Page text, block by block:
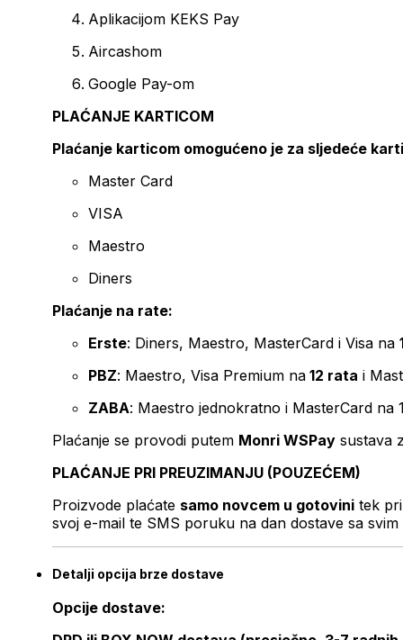
Aplikacijom KEKS Pay
Aircashom
Google Pay-om
PLAĆANJE KARTICOM
Plaćanje karticom omogućeno je za sljedeće
Master Card
VISA
Maestro
Diners
Plaćanje na rate:
Erste: Diners, Maestro, MasterCard i Visa na
PBZ: Maestro, Visa Premium na 12 rata i
ZABA: Maestro jednokratno i MasterCard na
Plaćanje se provodi putem Monri WSPay sustava
PLAĆANJE PRI PREUZIMANJU (POUZEĆEM)
Proizvode plaćate samo novcem u gotovini tek
svoj e-mail te SMS poruku na dan dostave sa svim
Detalji opcija brze dostave
Opcije dostave: